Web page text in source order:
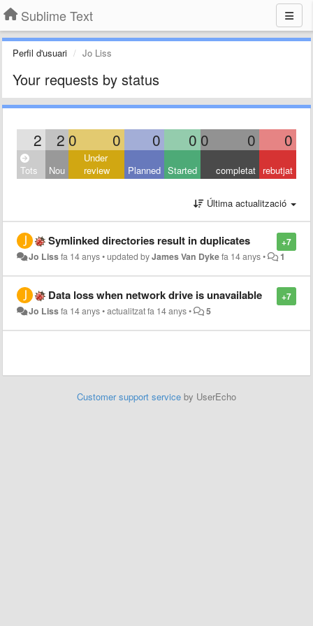
Sublime Text
Perfil d'usuari Jo Liss
Your requests by status
2 2 0 0 0 0 0 0 0
Tots Nou
Under
review
Planned Started completat rebutjat
Última actualització
+7
Symlinked directories result in duplicates
Jo Lissfa 14 anys•updated byJames Van Dykefa 14 anys• 1
+7
Data loss when network drive is unavailable
Jo Lissfa 14 anys•actualitzatfa 14 anys• 5
Customer support service by UserEcho